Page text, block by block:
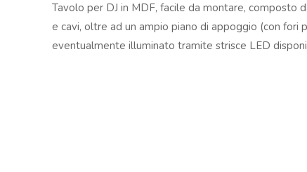
Tavolo per DJ in MDF, facile da montare, composto
e cavi, oltre ad un ampio piano di appoggio (con
eventualmente illuminato tramite strisce LED